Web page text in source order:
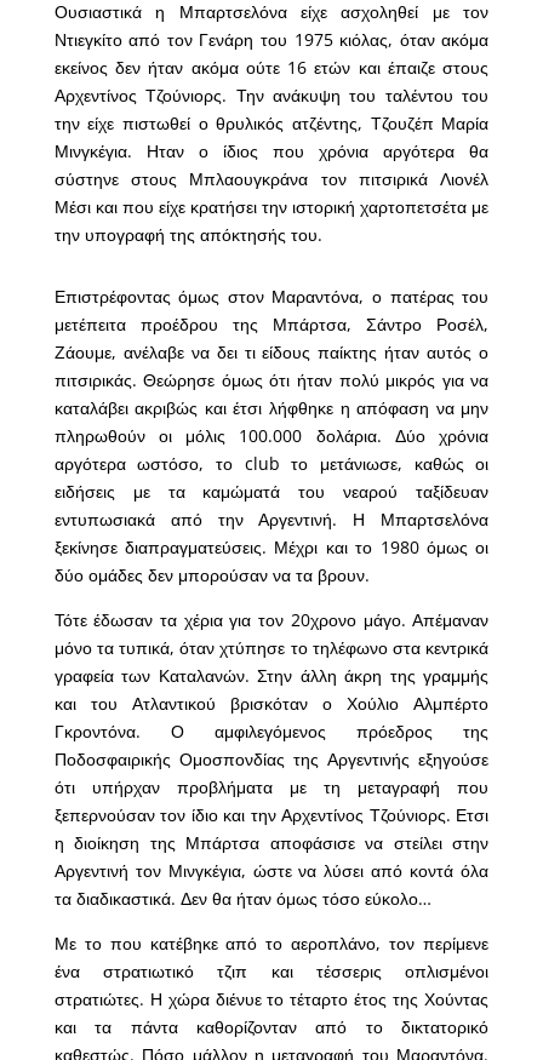
Ουσιαστικά η Μπαρτσελόνα είχε ασχοληθεί με τον
Ντιεγκίτο από τον Γενάρη του 1975 κιόλας, όταν ακόμα
εκείνος δεν ήταν ακόμα ούτε 16 ετών και έπαιζε στους
Αρχεντίνος Τζούνιορς. Την ανάκυψη του ταλέντου του
την είχε πιστωθεί ο θρυλικός ατζέντης, Τζουζέπ Μαρία
Μινγκέγια. Ηταν ο ίδιος που χρόνια αργότερα θα
σύστηνε στους Μπλαουγκράνα τον πιτσιρικά Λιονέλ
Μέσι και που είχε κρατήσει την ιστορική χαρτοπετσέτα με
την υπογραφή της απόκτησής του.
Επιστρέφοντας όμως στον Μαραντόνα, ο πατέρας του
μετέπειτα προέδρου της Μπάρτσα, Σάντρο Ροσέλ,
Ζάουμε, ανέλαβε να δει τι είδους παίκτης ήταν αυτός ο
πιτσιρικάς. Θεώρησε όμως ότι ήταν πολύ μικρός για να
καταλάβει ακριβώς και έτσι λήφθηκε η απόφαση να μην
πληρωθούν οι μόλις 100.000 δολάρια. Δύο χρόνια
αργότερα ωστόσο, το club το μετάνιωσε, καθώς οι
ειδήσεις με τα καμώματά του νεαρού ταξίδευαν
εντυπωσιακά από την Αργεντινή. Η Μπαρτσελόνα
ξεκίνησε διαπραγματεύσεις. Μέχρι και το 1980 όμως οι
δύο ομάδες δεν μπορούσαν να τα βρουν.
Τότε έδωσαν τα χέρια για τον 20χρονο μάγο. Απέμαναν
μόνο τα τυπικά, όταν χτύπησε το τηλέφωνο στα κεντρικά
γραφεία των Καταλανών. Στην άλλη άκρη της γραμμής
και του Ατλαντικού βρισκόταν ο Χούλιο Αλμπέρτο
Γκροντόνα. Ο αμφιλεγόμενος πρόεδρος της
Ποδοσφαιρικής Ομοσπονδίας της Αργεντινής εξηγούσε
ότι υπήρχαν προβλήματα με τη μεταγραφή που
ξεπερνούσαν τον ίδιο και την Αρχεντίνος Τζούνιορς. Ετσι
η διοίκηση της Μπάρτσα αποφάσισε να στείλει στην
Αργεντινή τον Μινγκέγια, ώστε να λύσει από κοντά όλα
τα διαδικαστικά. Δεν θα ήταν όμως τόσο εύκολο…
Με το που κατέβηκε από το αεροπλάνο, τον περίμενε
ένα στρατιωτικό τζιπ και τέσσερις οπλισμένοι
στρατιώτες. Η χώρα διένυε το τέταρτο έτος της Χούντας
και τα πάντα καθορίζονταν από το δικτατορικό
καθεστώς. Πόσο μάλλον η μεταγραφή του Μαραντόνα.